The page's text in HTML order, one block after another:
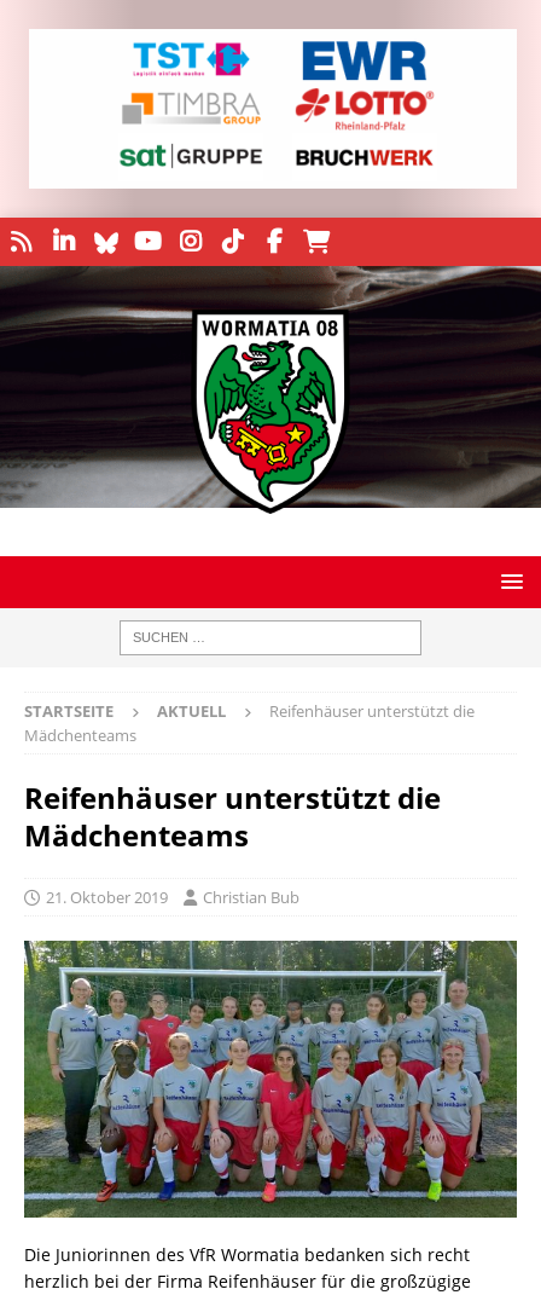
STARTSEITE AKTUELL
Reifenhäuser unterstützt die
Mädchenteams
Reifenhäuser unterstützt die
Mädchenteams
21. Oktober 2019 Christian Bub
Die Juniorinnen des VfR Wormatia bedanken sich recht
herzlich bei der Firma Reifenhäuser für die großzügige